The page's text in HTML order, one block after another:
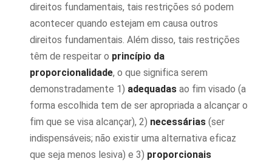
direitos fundamentais, tais restrições só podem
acontecer quando estejam em causa outros
direitos fundamentais. Além disso, tais restrições
têm de respeitar o princípio da
proporcionalidade, o que significa serem
demonstradamente 1) adequadas ao fim visado (a
forma escolhida tem de ser apropriada a alcançar o
fim que se visa alcançar), 2) necessárias (ser
indispensáveis; não existir uma alternativa eficaz
que seja menos lesiva) e 3) proporcionais